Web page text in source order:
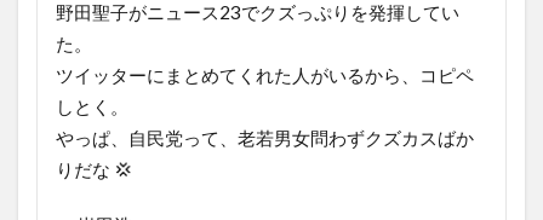
野田聖子がニュース23でクズっぷりを発揮してい
た。
ツイッターにまとめてくれた人がいるから、コピペ
しとく。
やっぱ、自民党って、老若男女問わずクズカスばか
りだな 💢